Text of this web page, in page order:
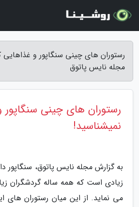
رستوران های چینی سنگاپور و غذاهایی
مجله نایس پاتوق
رستوران های چینی سنگاپور
نمیشناسید!
به گزارش مجله نایس پاتوق، سنگاپور
زیادی است که همه ساله گردشگران
می نماید. از این میان رستوران های